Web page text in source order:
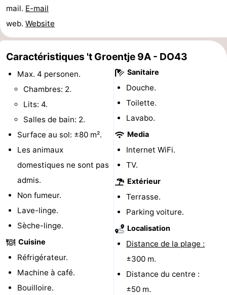
et
Lieux
Musées
Monuments
Moulins
Phares
-
Points
vue
Attractions
Terrains
de
Aires
jeux
-
Parcours
Centres
mail. E-mail
web. Website
Caractéristiques 't Groentje 9A - DO43
Max. 4 personen.
Chambres: 2.
Lits: 4.
Salles de bain: 2.
Surface au sol: ±80 m².
Les animaux
domestiques ne sont pas
admis.
Non fumeur.
Lave-linge.
Sèche-linge.
Cuisine
Réfrigérateur.
Machine à café.
Bouilloire.
Sanitaire
Douche.
Toilette.
Lavabo.
Media
Internet WiFi.
TV.
Extérieur
Terrasse.
Parking voiture.
Localisation
Distance de la plage :
±300 m.
Distance du centre :
±50 m.